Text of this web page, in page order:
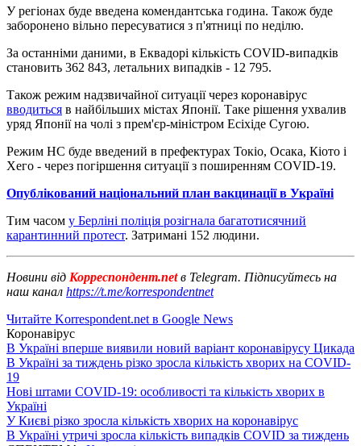
У регіонах буде введена комендантська година. Також буде
заборонено вільно пересуватися з п'ятниці по неділю.
За останніми даними, в Еквадорі кількість COVID-випадків
становить 362 843, летальних випадків - 12 795.
Також режим надзвичайної ситуації через коронавірус
вводиться в найбільших містах Японії. Таке рішення ухвалив
уряд Японії на чолі з прем'єр-міністром Есіхіде Сугою.
Режим НС буде введений в префектурах Токіо, Осака, Кіото і
Хего - через погіршення ситуації з поширенням COVID-19.
Опублікований національний план вакцинації в Україні
Тим часом у Берліні поліція розігнала багатотисячний
карантинний протест. Затримані 152 людини.
Новини від Корреспондент.netв Telegram. Підписуйтесь на
наш канал https://t.me/korrespondentnet
Читайте Korrespondent.net в Google News
Коронавірус
В Україні вперше виявили новий варіант коронавірусу Цикада
В Україні за тиждень різко зросла кількість хворих на COVID-
19
Нові штами COVID-19: особливості та кількість хворих в
Україні
У Києві різко зросла кількість хворих на коронавірус
В Україні утричі зросла кількість випадків COVID за тиждень